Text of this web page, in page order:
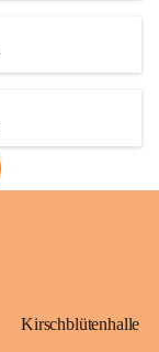
Kirschblütenhalle